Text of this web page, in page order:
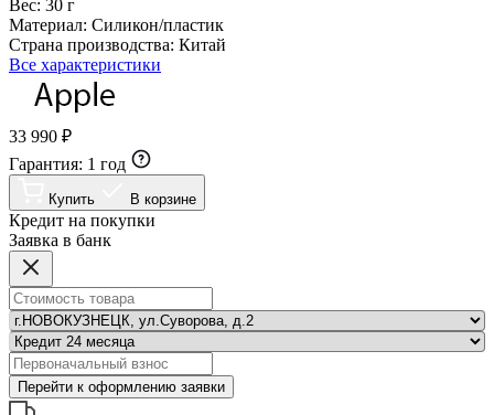
Вес: 30 г
Материал: Силикон/пластик
Страна производства: Китай
Все характеристики
33 990 ₽
Гарантия: 1 год
Купить В корзине
Кредит на покупки
Заявка в банк
Перейти к оформлению заявки